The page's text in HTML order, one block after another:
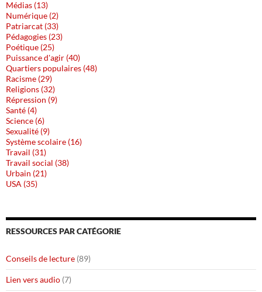
Médias (13)
Numérique (2)
Patriarcat (33)
Pédagogies (23)
Poétique (25)
Puissance d'agir (40)
Quartiers populaires (48)
Racisme (29)
Religions (32)
Répression (9)
Santé (4)
Science (6)
Sexualité (9)
Système scolaire (16)
Travail (31)
Travail social (38)
Urbain (21)
USA (35)
RESSOURCES PAR CATÉGORIE
Conseils de lecture (89)
Lien vers audio (7)